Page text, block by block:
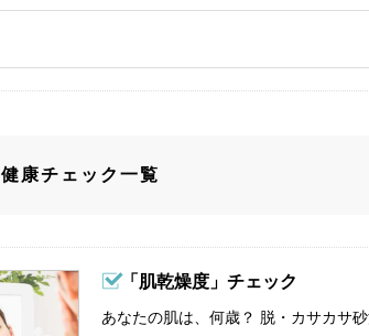
健康チェック一覧
「肌乾燥度」チェック
あなたの肌は、何歳？ 脱・カサカサ砂